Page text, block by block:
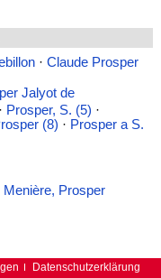
· Claude Prosper
Jalyot de
· Prosper, S. (5) ·
(8) · Prosper a S.
Menière, Prosper
Datenschutzerklärung